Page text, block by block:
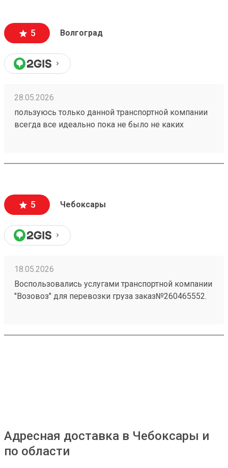
5 Волгоград
28.05.2026
пользуюсь только данной транспортной компании
всегда все идеально пока не было не каких
5 Чебоксары
18.05.2026
Воспользовались услугами транспортной компании
"Возовоз" для перевозки груза заказ№260465552.
доставлен точно в оговоренные сроки.
Адресная доставка в Чебоксары и
по области